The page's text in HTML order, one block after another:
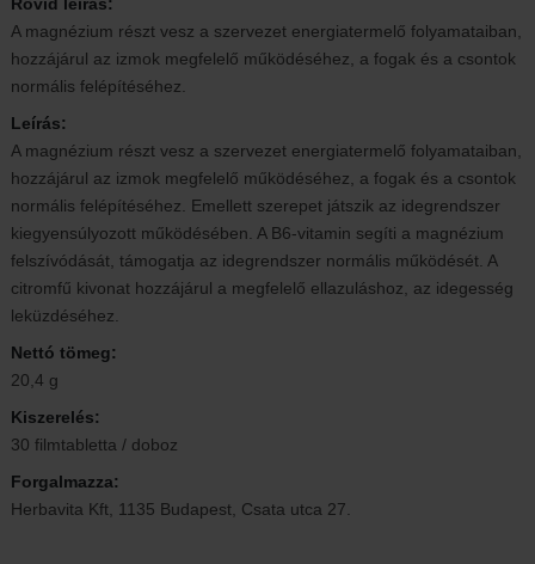
A magnézium részt vesz a szervezet energiatermelő folyamataiban,
hozzájárul az izmok megfelelő működéséhez, a fogak és a csontok
normális felépítéséhez.
Leírás:
A magnézium részt vesz a szervezet energiatermelő folyamataiban,
hozzájárul az izmok megfelelő működéséhez, a fogak és a csontok
normális felépítéséhez. Emellett szerepet játszik az idegrendszer
kiegyensúlyozott működésében. A B6-vitamin segíti a magnézium
felszívódását, támogatja az idegrendszer normális működését. A
citromfű kivonat hozzájárul a megfelelő ellazuláshoz, az idegesség
leküzdéséhez.
Nettó tömeg:
20,4 g
Kiszerelés:
30 filmtabletta / doboz
Forgalmazza:
Herbavita Kft, 1135 Budapest, Csata utca 27.